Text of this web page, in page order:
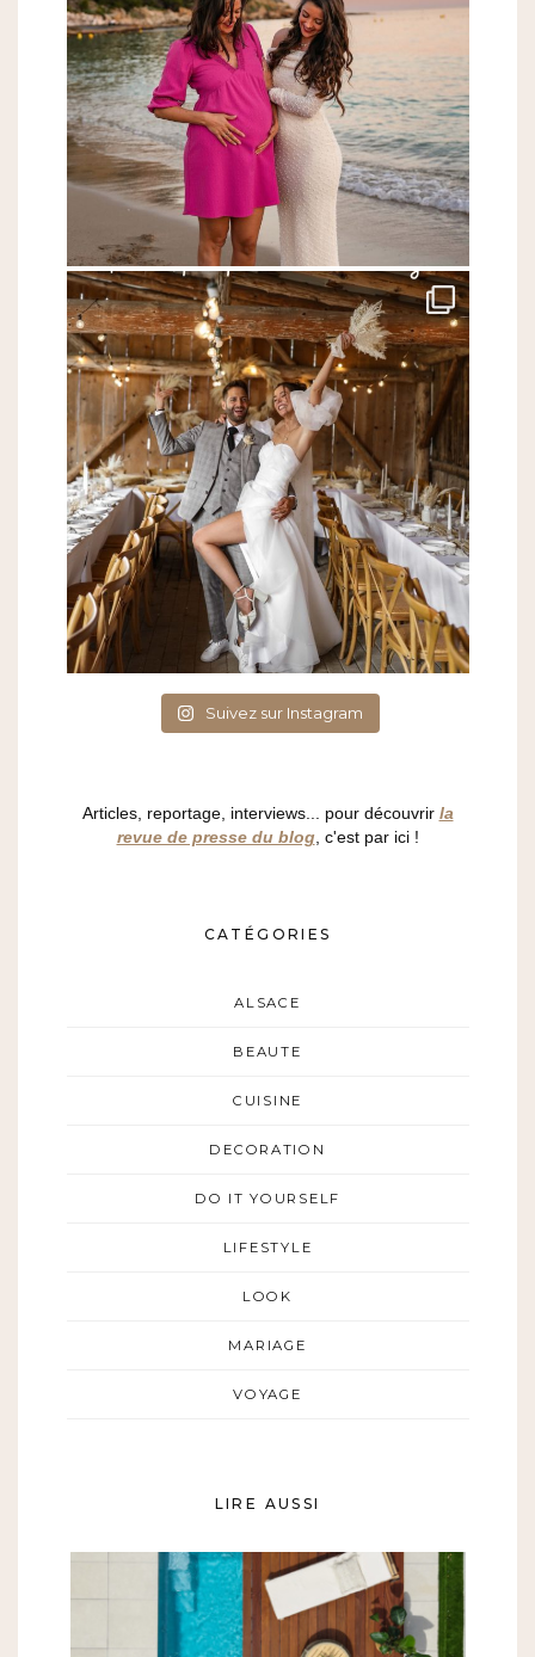
Suivez sur Instagram
Articles, reportage, interviews... pour découvrir la
revue de presse du blog, c'est par ici !
CATÉGORIES
ALSACE
BEAUTE
CUISINE
DECORATION
DO IT YOURSELF
LIFESTYLE
LOOK
MARIAGE
VOYAGE
LIRE AUSSI